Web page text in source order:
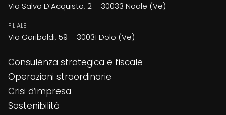
Via Salvo D’Acquisto, 2 – 30033 Noale (Ve)
FILIALE
Via Garibaldi, 59 – 30031 Dolo (Ve)
Consulenza strategica e fiscale
Operazioni straordinarie
Crisi d’impresa
Sostenibilità